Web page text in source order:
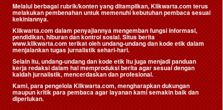
Melalui berbagai rubrik/konten yang ditampilkan, Klikwarta.com terus
melakukan pembenahan untuk memenuhi kebutuhan pembaca sesuai
kekiniannya.
Klikwarta.com dalam penyajiannya mengemban fungsi informasi,
pendidikan, hiburan dan kontrol sosial. Situs berita
www.klikwarta.com terikat oleh undang-undang dan kode etik dalam
menjalankan tugas jurnalistik sehari-hari.
Selain itu, undang-undang dan kode etik itu juga menjadi panduan
kerja redaksi dalam hal memproduksi berita agar sesuai dengan
kaidah jurnalistik, mencerdaskan dan profesional.
Kami, para pengelola Klikwarta.com, mengharapkan dukungan
maupun kritik para pembaca agar layanan kami semakin baik dan
diperlukan.